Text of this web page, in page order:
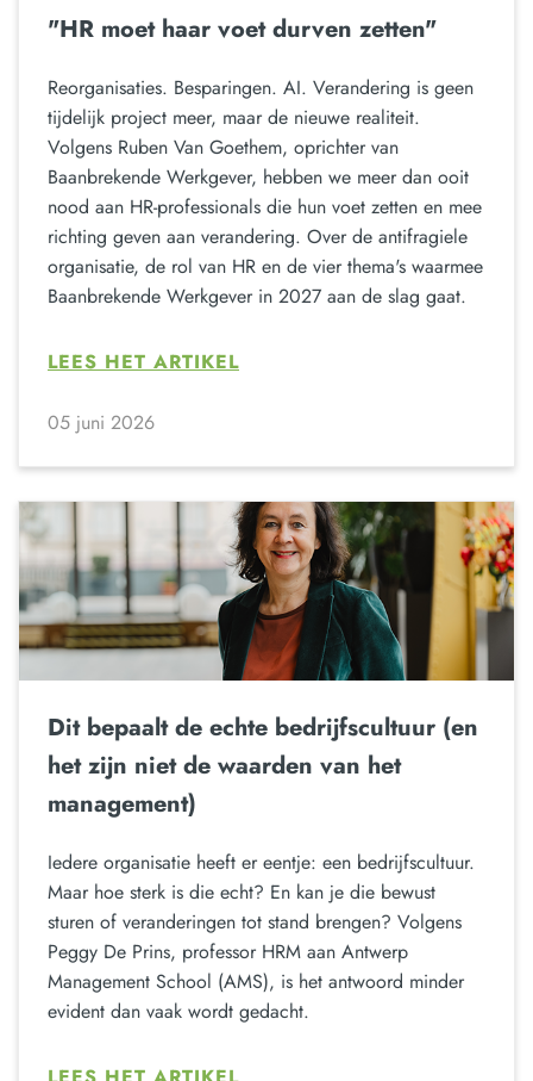
"HR moet haar voet durven zetten"
Reorganisaties. Besparingen. AI. Verandering is geen
tijdelijk project meer, maar de nieuwe realiteit.
Volgens Ruben Van Goethem, oprichter van
Baanbrekende Werkgever, hebben we meer dan ooit
nood aan HR-professionals die hun voet zetten en mee
richting geven aan verandering. Over de antifragiele
organisatie, de rol van HR en de vier thema's waarmee
Baanbrekende Werkgever in 2027 aan de slag gaat.
LEES HET ARTIKEL
05 juni 2026
Dit bepaalt de echte bedrijfscultuur (en
het zijn niet de waarden van het
management)
Iedere organisatie heeft er eentje: een bedrijfscultuur.
Maar hoe sterk is die echt? En kan je die bewust
sturen of veranderingen tot stand brengen? Volgens
Peggy De Prins, professor HRM aan Antwerp
Management School (AMS), is het antwoord minder
evident dan vaak wordt gedacht.